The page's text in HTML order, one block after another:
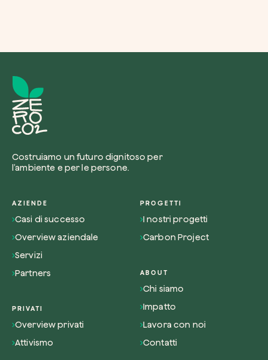
Costruiamo un futuro dignitoso per
l’ambiente e per le persone.
AZIENDE
Casi di successo
Overview aziendale
Servizi
Partners
PRIVATI
Overview privati
Attivismo
PROGETTI
I nostri progetti
Carbon Project
ABOUT
Chi siamo
Impatto
Lavora con noi
Contatti